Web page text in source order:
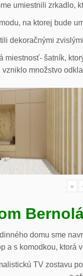
umiestnili zrkadlo,
na ktorej bude
dekoračnými
miestnosť- šatník,
vzniklo množstvo
«
domu sme
a s komodkou, ktorá
TV zostavu